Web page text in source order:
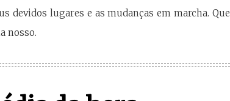
devidos lugares e as mudanças em marcha. Que
nosso.